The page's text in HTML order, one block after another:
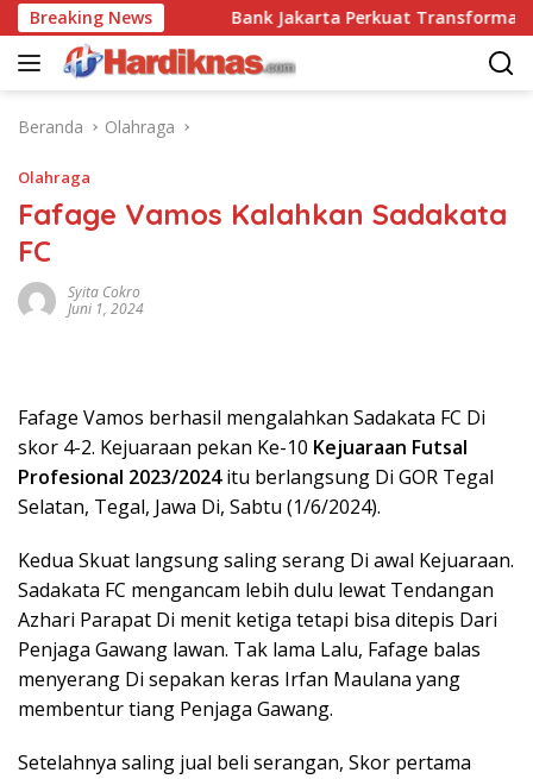
Langsung
ke
konten
Breaking News
Disrupsi Bank Jakarta Perkuat Transformasi
Beranda Olahraga
Olahraga
Fafage Vamos Kalahkan Sadakata
FC
Syita Cokro
Juni 1, 2024
Fafage Vamos berhasil mengalahkan Sadakata FC Di
skor 4-2. Kejuaraan pekan Ke-10 Kejuaraan Futsal
Profesional 2023/2024itu berlangsung Di GOR Tegal
Selatan, Tegal, Jawa Di, Sabtu (1/6/2024).
Kedua Skuat langsung saling serang Di awal Kejuaraan.
Sadakata FC mengancam lebih dulu lewat Tendangan
Azhari Parapat Di menit ketiga tetapi bisa ditepis Dari
Penjaga Gawang lawan. Tak lama Lalu, Fafage balas
menyerang Di sepakan keras Irfan Maulana yang
membentur tiang Penjaga Gawang.
Setelahnya saling jual beli serangan, Skor pertama